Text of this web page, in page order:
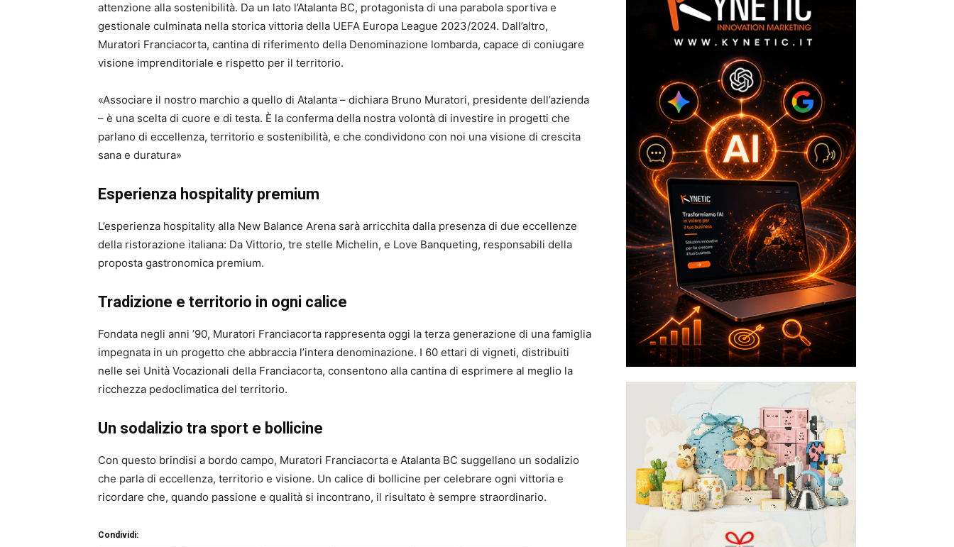
attenzione alla sostenibilità. Da un lato l’Atalanta BC, protagonista di una parabola sportiva e
gestionale culminata nella storica vittoria della UEFA Europa League 2023/2024. Dall’altro,
Muratori Franciacorta, cantina di riferimento della Denominazione lombarda, capace di coniugare
visione imprenditoriale e rispetto per il territorio.
«Associare il nostro marchio a quello di Atalanta – dichiara Bruno Muratori, presidente dell’azienda
– è una scelta di cuore e di testa. È la conferma della nostra volontà di investire in progetti che
parlano di eccellenza, territorio e sostenibilità, e che condividono con noi una visione di crescita
sana e duratura»
Esperienza hospitality premium
L’esperienza hospitality alla New Balance Arena sarà arricchita dalla presenza di due eccellenze
della ristorazione italiana: Da Vittorio, tre stelle Michelin, e Love Banqueting, responsabili della
proposta gastronomica premium.
Tradizione e territorio in ogni calice
Fondata negli anni ’90, Muratori Franciacorta rappresenta oggi la terza generazione di una famiglia
impegnata in un progetto che abbraccia l’intera denominazione. I 60 ettari di vigneti, distribuiti
nelle sei Unità Vocazionali della Franciacorta, consentono alla cantina di esprimere al meglio la
ricchezza pedoclimatica del territorio.
Un sodalizio tra sport e bollicine
Con questo brindisi a bordo campo, Muratori Franciacorta e Atalanta BC suggellano un sodalizio
che parla di eccellenza, territorio e visione. Un calice di bollicine per celebrare ogni vittoria e
ricordare che, quando passione e qualità si incontrano, il risultato è sempre straordinario.
Condividi: